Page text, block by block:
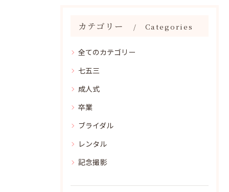
カテゴリー Categories
全てのカテゴリー
七五三
成人式
卒業
ブライダル
レンタル
記念撮影